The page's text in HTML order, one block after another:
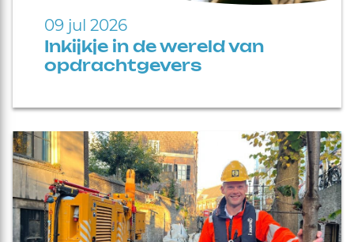
09 jul 2026
Inkijkje in de wereld van
opdrachtgevers